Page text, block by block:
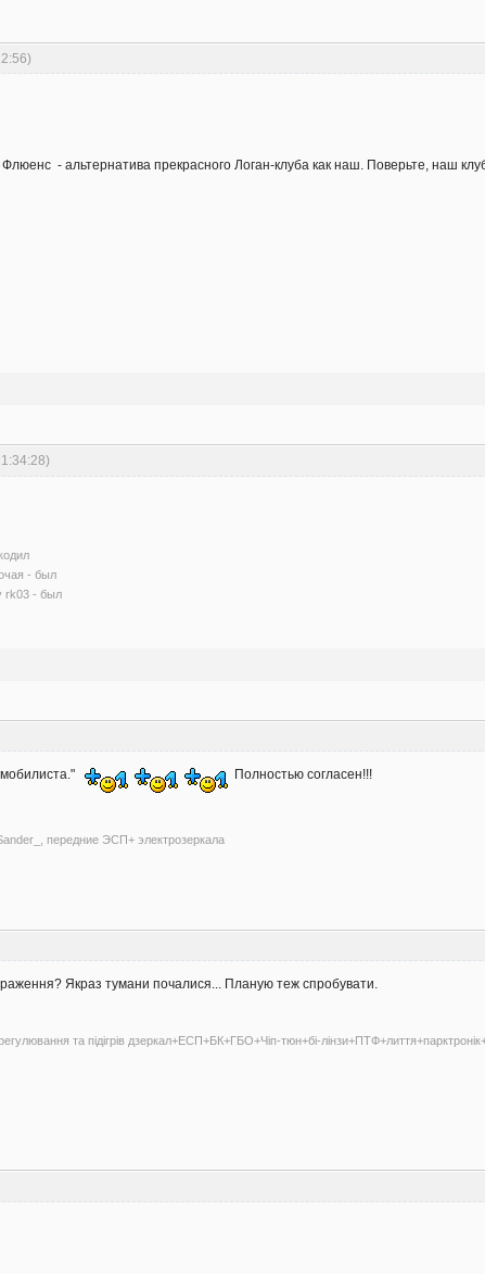
- альтернатива прекрасного Логан-клуба как наш. Поверьте, наш
- был
rk03 - был
Полностью согласен!!!
передние ЭСП+ электрозеркала
Якраз тумани почалися... Планую теж спробувати.
та підігрів дзеркал+ЕСП+БК+ГБО+Чіп-тюн+бі-